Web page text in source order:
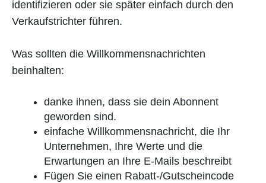
identifizieren oder sie später einfach durch den
Verkaufstrichter führen.
Was sollten die Willkommensnachrichten
beinhalten:
danke ihnen, dass sie dein Abonnent
geworden sind.
einfache Willkommensnachricht, die Ihr
Unternehmen, Ihre Werte und die
Erwartungen an Ihre E-Mails beschreibt
Fügen Sie einen Rabatt-/Gutscheincode